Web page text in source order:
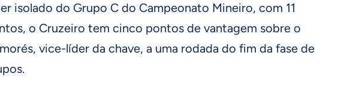
isolado do Grupo C do Campeonato Mineiro, com 11
o Cruzeiro tem cinco pontos de vantagem sobre o
vice-líder da chave, a uma rodada do fim da fase de